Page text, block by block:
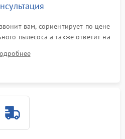
500 ₽ Подробнее →
1000 ₽
1500 ₽
вам, сориентирует по цене
пылесоса а также ответит на